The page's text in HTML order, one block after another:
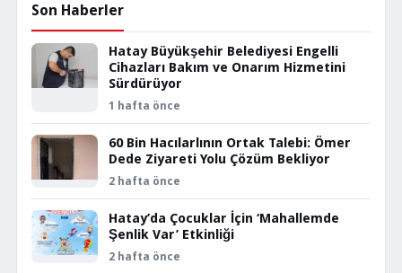
Son Haberler
Hatay Büyükşehir Belediyesi Engelli
Cihazları Bakım ve Onarım Hizmetini
Sürdürüyor
1 hafta önce
60 Bin Hacılarlının Ortak Talebi: Ömer
Dede Ziyareti Yolu Çözüm Bekliyor
2 hafta önce
Hatay’da Çocuklar İçin ‘Mahallemde
Şenlik Var’ Etkinliği
2 hafta önce